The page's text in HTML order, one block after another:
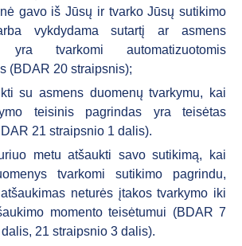
gavo iš Jūsų ir tvarko Jūsų sutikimo
vykdydama sutartį ar asmens
yra tvarkomi automatizuotomis
(BDAR 20 straipsnis);
su asmens duomenų tvarkymu, kai
teisinis pagrindas yra teisėtas
21 straipsnio 1 dalis).
metu atšaukti savo sutikimą, kai
tvarkomi sutikimo pagrindu,
neturės įtakos tvarkymo iki
momento teisėtumui (BDAR 7
21 straipsnio 3 dalis).